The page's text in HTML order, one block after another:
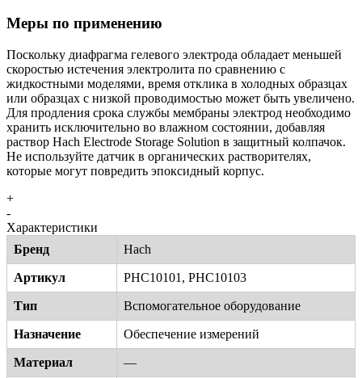
Меры по применению
Поскольку диафрагма гелевого электрода обладает меньшей
скоростью истечения электролита по сравнению с
жидкостными моделями, время отклика в холодных образцах
или образцах с низкой проводимостью может быть увеличено.
Для продления срока службы мембраны электрод необходимо
хранить исключительно во влажном состоянии, добавляя
раствор Hach Electrode Storage Solution в защитный колпачок.
Не используйте датчик в органических растворителях,
которые могут повредить эпоксидный корпус.
+
-
Характеристики
Бренд
Hach
Артикул PHC10101, PHC10103
Тип Вспомогательное оборудование
Назначение Обеспечение измерений
Материал —